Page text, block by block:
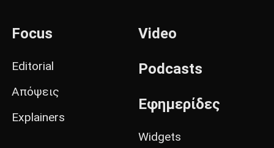
Focus
Editorial
Απόψεις
Explainers
Video
Podcasts
Εφημερίδες
Widgets